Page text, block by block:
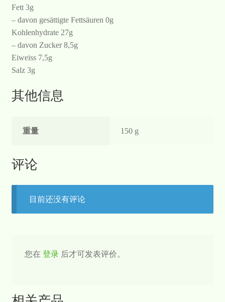
Fett 3g
– davon gesättigte Fettsäuren 0g
Kohlenhydrate 27g
– davon Zucker 8,5g
Eiweiss 7,5g
Salz 3g
其他信息
重量 150 g
评论
目前还没有评论
您在 登录后才可发表评价。